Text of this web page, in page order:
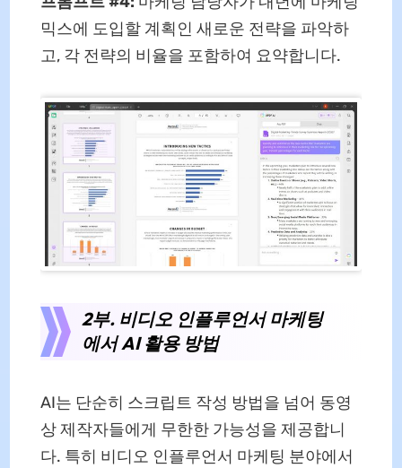
믹스에 도입할 계획인 새로운 전략을 파악하
고, 각 전략의 비율을 포함하여 요약합니다.
2부. 비디오 인플루언서 마케팅
에서 AI 활용 방법
AI는 단순히 스크립트 작성 방법을 넘어 동영
상 제작자들에게 무한한 가능성을 제공합니
다. 특히 비디오 인플루언서 마케팅 분야에서